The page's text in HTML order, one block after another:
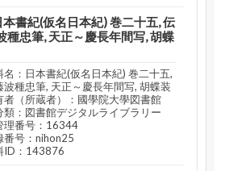
本書紀(仮名日本紀) 巻二十五, 伝
種忠筆, 天正～慶長年間写, 胡蝶
名：日本書紀(仮名日本紀) 巻二十五,
波種忠筆, 天正～慶長年間写, 胡蝶装
者（所蔵者）：國學院大學図書館
類：図書館デジタルライブラリー
理番号：16344
番号：nihon25
ID：143876